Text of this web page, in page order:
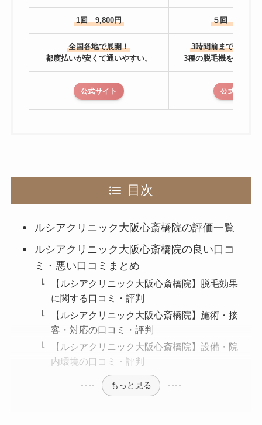
1回 9,800円 ５回 81,600
全国各地で展開！
都度払いが安くて通いやすい。
3時間前までキャン
3種の脱毛機を使い分
公式サイト 公式サイト
目次
ルシアクリニック大阪心斎橋院の評価一覧
ルシアクリニック大阪心斎橋院の良い口コ
ミ・悪い口コミまとめ
【ルシアクリニック大阪心斎橋院】脱毛効果
に関する口コミ・評判
【ルシアクリニック大阪心斎橋院】施術・接
客・対応の口コミ・評判
【ルシアクリニック大阪心斎橋院】設備・院
内環境の口コミ・評判
もっと見る